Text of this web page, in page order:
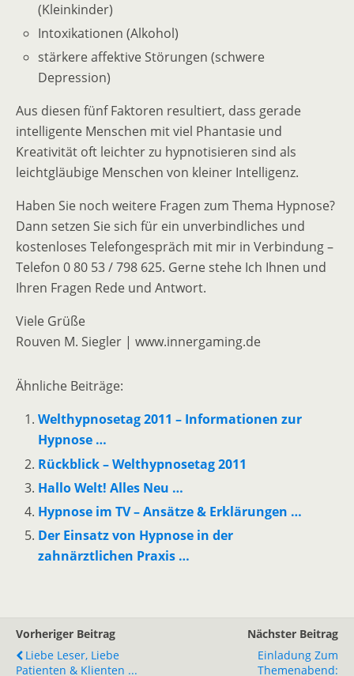
(Kleinkinder)
Intoxikationen (Alkohol)
stärkere affektive Störungen (schwere
Depression)
Aus diesen fünf Faktoren resultiert, dass gerade
intelligente Menschen mit viel Phantasie und
Kreativität oft leichter zu hypnotisieren sind als
leichtgläubige Menschen von kleiner Intelligenz.
Haben Sie noch weitere Fragen zum Thema Hypnose?
Dann setzen Sie sich für ein unverbindliches und
kostenloses Telefongespräch mit mir in Verbindung –
Telefon 0 80 53 / 798 625. Gerne stehe Ich Ihnen und
Ihren Fragen Rede und Antwort.
Viele Grüße
Rouven M. Siegler | www.innergaming.de
Ähnliche Beiträge:
Welthypnosetag 2011 – Informationen zur
Hypnose …
Rückblick – Welthypnosetag 2011
Hallo Welt! Alles Neu …
Hypnose im TV – Ansätze & Erklärungen …
Der Einsatz von Hypnose in der
zahnärztlichen Praxis …
Vorheriger Beitrag
Liebe Leser, Liebe
Patienten & Klienten ...
Nächster Beitrag
Einladung Zum
Themenabend: